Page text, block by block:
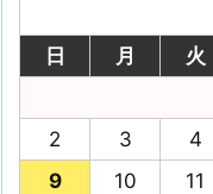
日
月 火
2
3 4
9
10 11